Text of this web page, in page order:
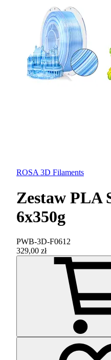
ROSA 3D Filaments
Zestaw
6x350g
PWB-3D-F0612
329,00 zł